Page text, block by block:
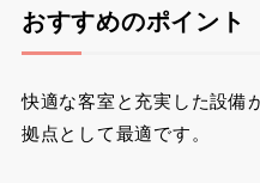
おすすめのポイント
快適な客室と充実した設備
拠点として最適です。